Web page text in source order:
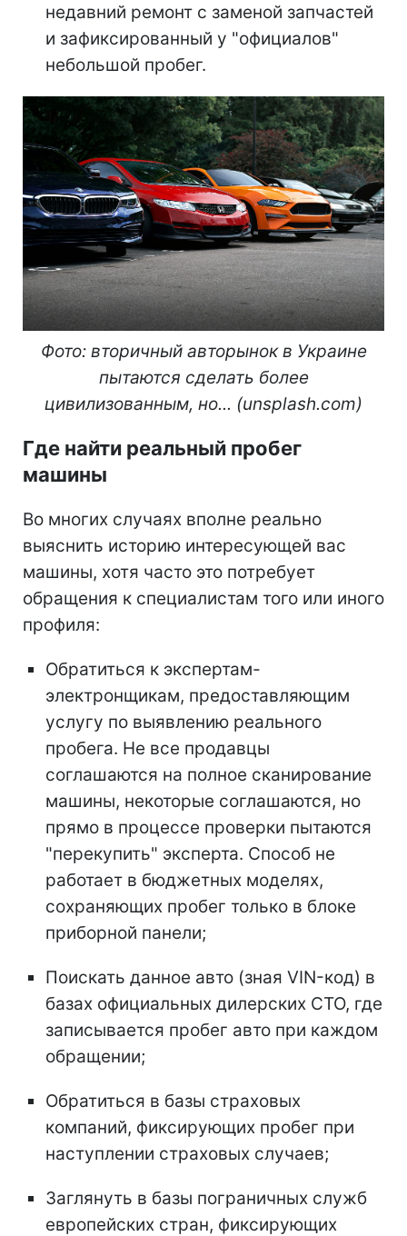
недавний ремонт с заменой запчастей
и зафиксированный у "официалов"
небольшой пробег.
Фото: вторичный авторынок в Украине
пытаются сделать более
цивилизованным, но... (unsplash.com)
Где найти реальный пробег
машины
Во многих случаях вполне реально
выяснить историю интересующей вас
машины, хотя часто это потребует
обращения к специалистам того или иного
профиля:
Обратиться к экспертам-
электронщикам, предоставляющим
услугу по выявлению реального
пробега. Не все продавцы
соглашаются на полное сканирование
машины, некоторые соглашаются, но
прямо в процессе проверки пытаются
"перекупить" эксперта. Способ не
работает в бюджетных моделях,
сохраняющих пробег только в блоке
приборной панели;
Поискать данное авто (зная VIN-код) в
базах официальных дилерских СТО, где
записывается пробег авто при каждом
обращении;
Обратиться в базы страховых
компаний, фиксирующих пробег при
наступлении страховых случаев;
Заглянуть в базы пограничных служб
европейских стран, фиксирующих